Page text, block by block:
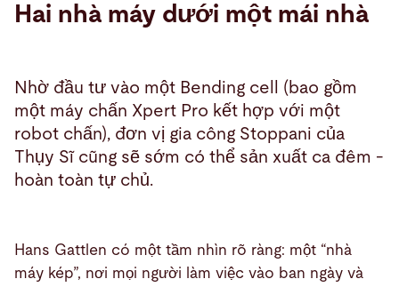
Hai nhà máy dưới một mái nhà
Nhờ đầu tư vào một Bending cell (bao gồm
một máy chấn Xpert Pro kết hợp với một
robot chấn), đơn vị gia công Stoppani của
Thụy Sĩ cũng sẽ sớm có thể sản xuất ca đêm -
hoàn toàn tự chủ.
Hans Gattlen có một tầm nhìn rõ ràng: một “nhà
máy kép”, nơi mọi người làm việc vào ban ngày và